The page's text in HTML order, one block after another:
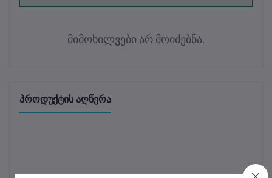
მიმოხილვები არ მოიძებნა.
პროდუქტის აღწერა